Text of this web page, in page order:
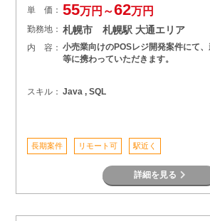
単 価： 55万円～62万円
勤務地： 札幌市 札幌駅 大通エリア
内 容： 小売業向けのPOSレジ開発案件にて
等に携わっていただきます。
スキル： Java , SQL
長期案件 リモート可 駅近く
詳細を見る